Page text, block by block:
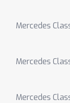
Mercedes
Mercedes
Mercedes